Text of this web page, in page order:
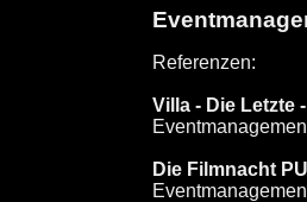
Referenzen:
Villa - Die Letzte
Die Filmnacht